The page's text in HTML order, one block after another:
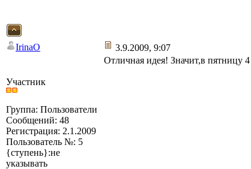
IrinaO 3.9.2009, 9:07
Участник
Группа: Пользователи
Сообщений: 48
Регистрация: 2.1.2009
Пользователь №: 5
{ступень}:не
указывать
Отличная идея! Значит,в пятницу